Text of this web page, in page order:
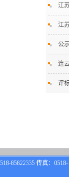
江
江
公
连
评
85822335 传真：0518-